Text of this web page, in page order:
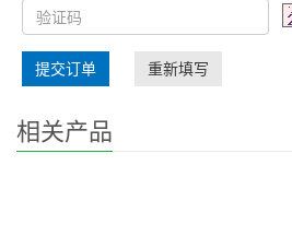
提交订单 重新填写
相关产品